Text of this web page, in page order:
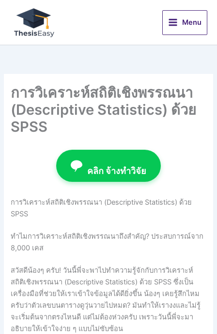
content
Menu
การวิเคราะห์สถิติเชิงพรรณนา
(Descriptive Statistics) ด้วย
SPSS
คลิก จ้างทำวิจัย
การวิเคราะห์สถิติเชิงพรรณนา (Descriptive Statistics) ด้วย
SPSS
ทำไมการวิเคราะห์สถิติเชิงพรรณนาถึงสำคัญ? ประสบการณ์จาก
8,000 เคส
สวัสดีน้องๆ ครับ! วันนี้พี่จะพาไปทำความรู้จักกับการวิเคราะห์
สถิติเชิงพรรณนา (Descriptive Statistics) ด้วย SPSS ซึ่งเป็น
เครื่องมือที่ช่วยให้เราเข้าใจข้อมูลได้ดียิ่งขึ้น น้องๆ เคยรู้สึกไหม
ครับว่าตัวเลขบนตารางดูวุ่นวายไปหมด? มันทำให้เรางงและไม่รู้
จะเริ่มต้นจากตรงไหนดี แต่ไม่ต้องห่วงครับ เพราะวันนี้พี่จะมา
อธิบายให้เข้าใจง่าย ๆ แบบไม่ซับซ้อน